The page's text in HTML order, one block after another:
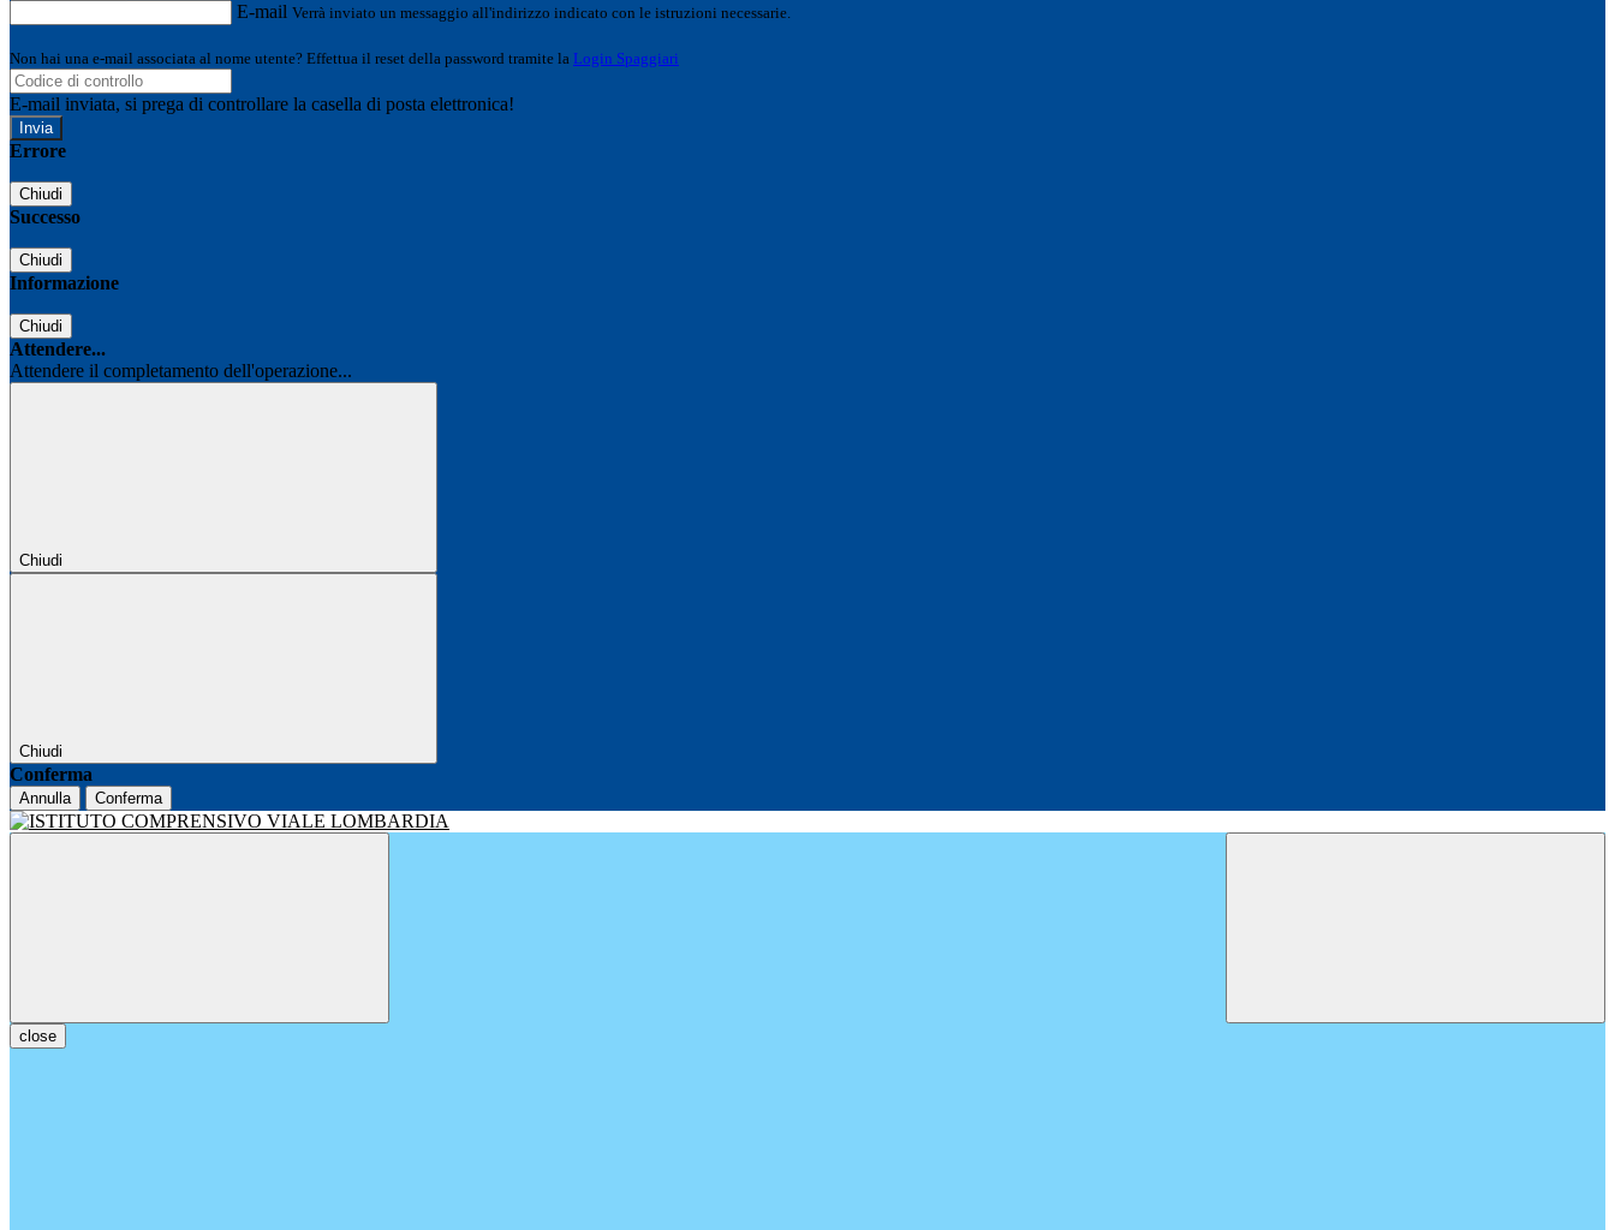
E-mail Verrà inviato un messaggio all'indirizzo indicato con le istruzioni necessarie.
Non hai una e-mail associata al nome utente? Effettua il reset della password tramite la Login Spaggiari
E-mail inviata, si prega di controllare la casella di posta elettronica!
Errore
Chiudi
Successo
Chiudi
Informazione
Chiudi
Attendere...
Attendere il completamento dell'operazione...
Chiudi
Chiudi
Conferma
Annulla Conferma
close